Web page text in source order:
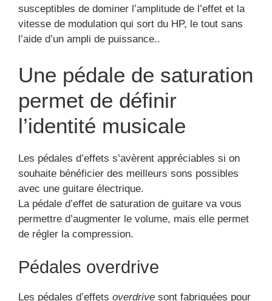
susceptibles de dominer l’amplitude de l’effet et la
vitesse de modulation qui sort du HP, le tout sans
l’aide d’un ampli de puissance..
Une pédale de saturation
permet de définir
l’identité musicale
Les pédales d’effets s’avèrent appréciables si on
souhaite bénéficier des meilleurs sons possibles
avec une guitare électrique.
La pédale d’effet de saturation de guitare va vous
permettre d’augmenter le volume, mais elle permet
de régler la compression.
Pédales overdrive
Les pédales d’effets overdrive sont fabriquées pour